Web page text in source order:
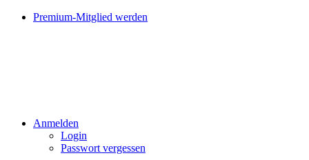
Premium-Mitglied werden
Anmelden
Login
Passwort vergessen